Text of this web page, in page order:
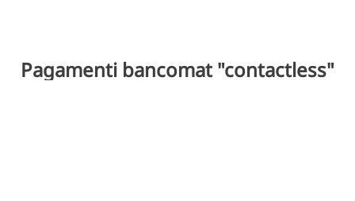
Pagamenti bancomat "contactless"